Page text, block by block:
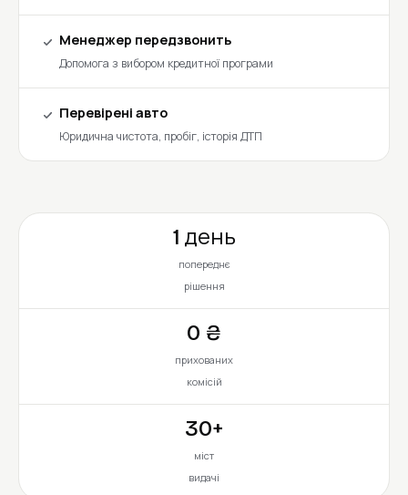
Менеджер передзвонить
Допомога з вибором кредитної програми
Перевірені авто
Юридична чистота, пробіг, історія ДТП
1 день
попереднє
рішення
0 ₴
прихованих
комісій
30+
міст
видачі